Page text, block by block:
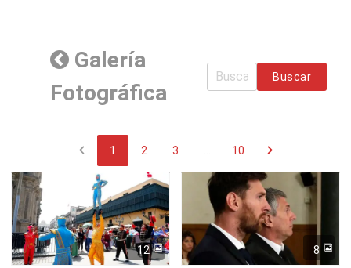
Galería
Fotográfica
Buscar
chevron_left 1 2 3 10 chevron_right
12 8